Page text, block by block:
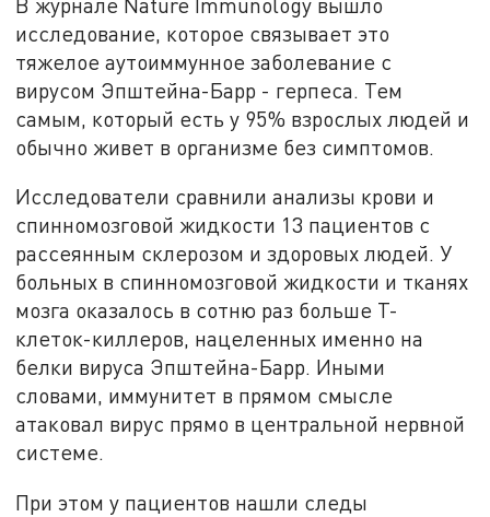
исследование, которое связывает это
тяжелое аутоиммунное заболевание с
вирусом Эпштейна-Барр - герпеса. Тем
самым, который есть у 95% взрослых людей и
обычно живет в организме без симптомов.
Исследователи сравнили анализы крови и
спинномозговой жидкости 13 пациентов с
рассеянным склерозом и здоровых людей. У
больных в спинномозговой жидкости и тканях
мозга оказалось в сотню раз больше Т-
клеток-киллеров, нацеленных именно на
белки вируса Эпштейна-Барр. Иными
словами, иммунитет в прямом смысле
атаковал вирус прямо в центральной нервной
системе.
При этом у пациентов нашли следы